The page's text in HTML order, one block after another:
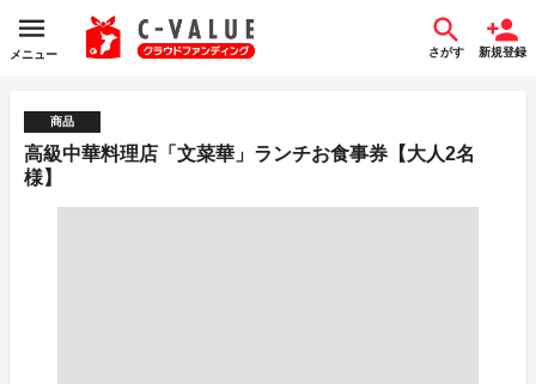
メニュー さがす 新規登録
商品
高級中華料理店「文菜華」ランチお食事券【大人2名
様】